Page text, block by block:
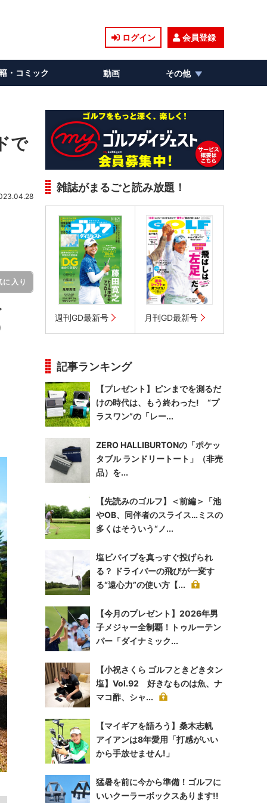
ログイン 会員登録
・コミック 動画 その他
で
に入り
雑誌がまるごと読み放題！
週刊GD最新号 月刊GD最新号
記事ランキング
【プレゼント】ピンまでを測るだ
けの時代は、もう終わった! “プ
ラスワン”の「レー...
ZERO HALLIBURTONの「ポケッ
タブル ランドリートート」（非売
品）を...
【先読みのゴルフ】＜前編＞「池
やOB、同伴者のスライス…ミスの
多くはそういう“ノ...
塩ビパイプを真っすぐ投げられ
る？ ドライバーの飛びが一変す
る“遠心力”の使い方【...
【今月のプレゼント】2026年男
子メジャー全制覇！トゥルーテン
パー「ダイナミック...
【小祝さくら ゴルフときどきタン
塩】Vol.92 好きなものは魚、ナ
マコ酢、シャ...
【マイギアを語ろう】桑木志帆
アイアンは8年愛用「打感がいい
から手放せません!」
猛暑を前に今から準備！ゴルフに
いいクーラーボックスあります!!